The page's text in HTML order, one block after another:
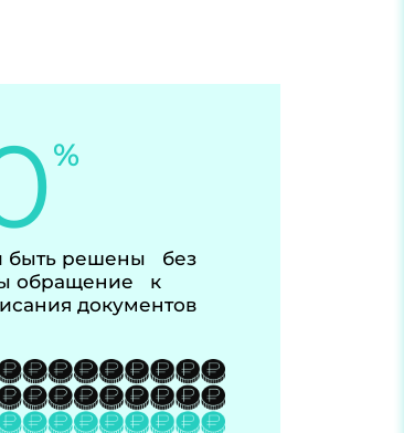
%
быть решены без
обращение к
документов